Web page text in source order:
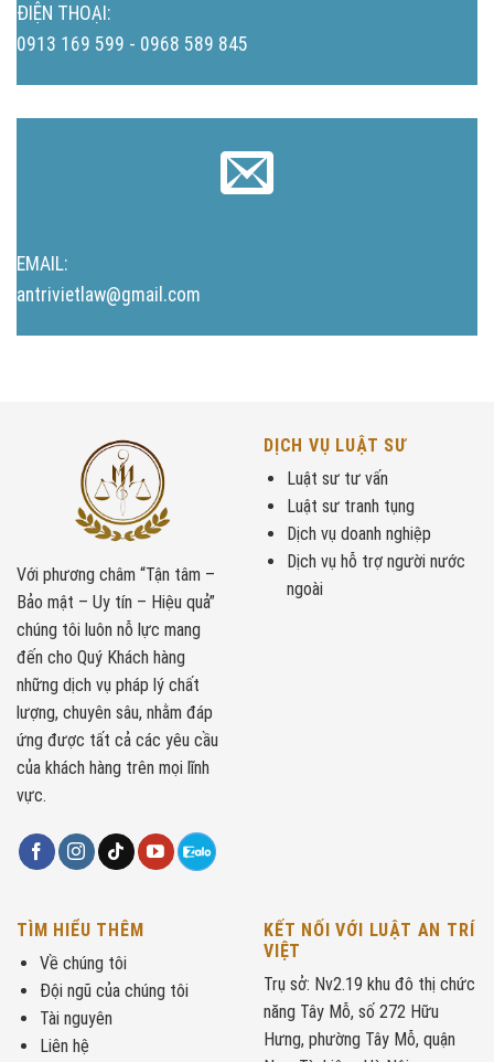
ĐIỆN THOẠI:
0913 169 599 - 0968 589 845
EMAIL:
antrivietlaw@gmail.com
Với phương châm “Tận tâm –
Bảo mật – Uy tín – Hiệu quả”
chúng tôi luôn nỗ lực mang
đến cho Quý Khách hàng
những dịch vụ pháp lý chất
lượng, chuyên sâu, nhằm đáp
ứng được tất cả các yêu cầu
của khách hàng trên mọi lĩnh
vực.
DỊCH VỤ LUẬT SƯ
Luật sư tư vấn
Luật sư tranh tụng
Dịch vụ doanh nghiệp
Dịch vụ hỗ trợ người nước
ngoài
TÌM HIỂU THÊM
Về chúng tôi
Đội ngũ của chúng tôi
Tài nguyên
Liên hệ
KẾT NỐI VỚI LUẬT AN TRÍ
VIỆT
Trụ sở: Nv2.19 khu đô thị chức
năng Tây Mỗ, số 272 Hữu
Hưng, phường Tây Mỗ, quận